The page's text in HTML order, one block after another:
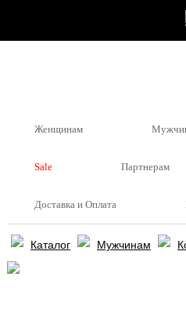
Женщинам
Sale Партнерам
Доставка и Оплата
Каталог Мужчинам